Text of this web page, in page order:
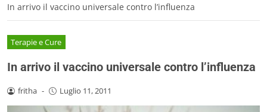
In arrivo il vaccino universale contro l’influenza
Terapie e Cure
In arrivo il vaccino universale contro l’influenza
fritha - Luglio 11, 2011